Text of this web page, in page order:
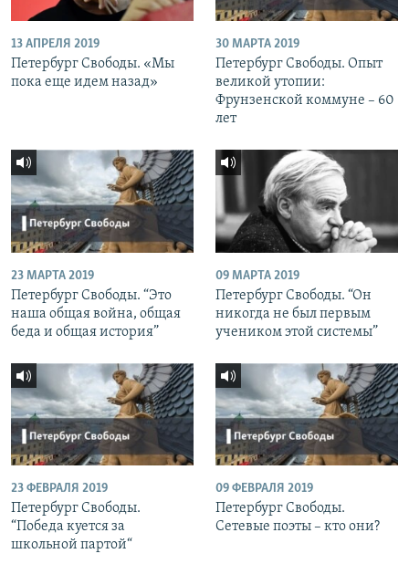
13 АПРЕЛЯ 2019
Петербург Свободы. «Мы
пока еще идем назад»
30 МАРТА 2019
Петербург Свободы. Опыт
великой утопии:
Фрунзенской коммуне – 60
лет
23 МАРТА 2019
Петербург Свободы. “Это
наша общая война, общая
беда и общая история”
09 МАРТА 2019
Петербург Свободы. “Он
никогда не был первым
учеником этой системы”
23 ФЕВРАЛЯ 2019
Петербург Свободы.
“Победа куется за
школьной партой“
09 ФЕВРАЛЯ 2019
Петербург Свободы.
Сетевые поэты – кто они?